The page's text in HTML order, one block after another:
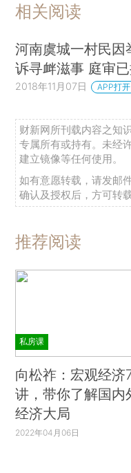
相关阅读
河南虞城一村民因
诉寻衅滋事 庭审
2018年11月07日 APP打开
财新网所刊载内容之知
专属所有或持有。未经
建立镜像等任何使用。
如有意愿转载，请发邮
确认及授权后，方可转载
推荐阅读
私房课
向松祚：宏观经济
讲，带你了解国内
经济大局
2022年04月06日